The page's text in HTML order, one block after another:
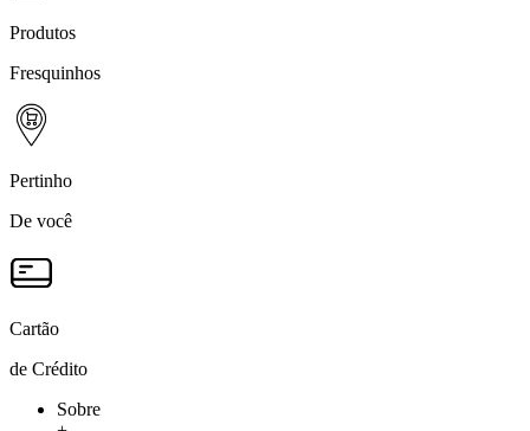
Produtos
Fresquinhos
Pertinho
De você
Cartão
de Crédito
Sobre